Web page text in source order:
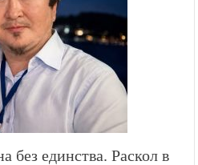
единства. Раскол в